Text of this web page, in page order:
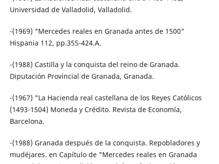
Universidad de Valladolid, Valladolid.
-(1969) "Mercedes reales en Granada antes de 1500"
Hispania 112, pp.355-424.A.
-(1988) Castilla y la conquista del reino de Granada.
Diputación Provincial de Granada, Granada.
-(1967) "La Hacienda real castellana de los Reyes Católicos
(1493-1504) Moneda y Crédito. Revista de Economía,
Barcelona.
-(1988) Granada después de la conquista. Repobladores y
mudéjares. en Capítulo de "Mercedes reales en Granada